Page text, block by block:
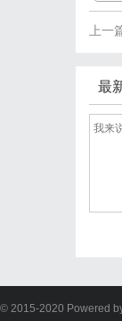
上一
最
© 2015-2020 Powered